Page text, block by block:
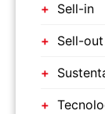
Sell-in
Sell-out